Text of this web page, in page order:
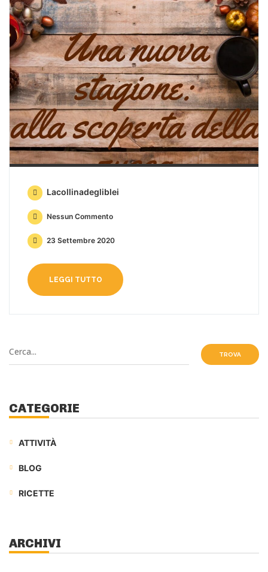
Lacollinadegliblei
Nessun Commento
23 Settembre 2020
LEGGI TUTTO
TROVA
CATEGORIE
ATTIVITÀ
BLOG
RICETTE
ARCHIVI